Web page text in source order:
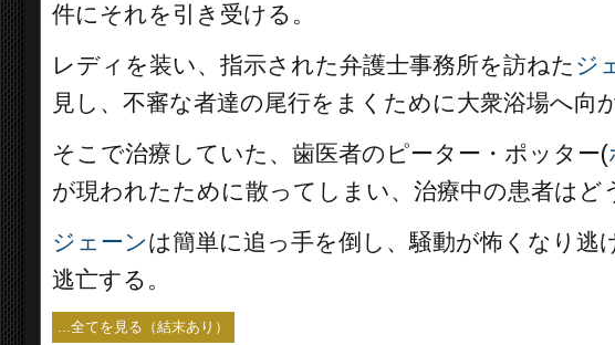
件にそれを引き受ける。
レディを装い、指示された弁護士事務所を訪ねた ジ
見し、不審な者達の尾行をまくために大衆浴場へ向
そこで治療していた、歯医者のピーター・ポッター(
が現われたために散ってしまい、治療中の患者はど
ジェーンは簡単に追っ手を倒し、騒動が怖くなり逃
逃亡する。
...全てを見る（結末あり）